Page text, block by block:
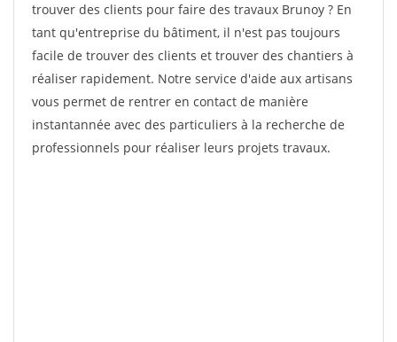
trouver des clients pour faire des travaux Brunoy ? En
tant qu'entreprise du bâtiment, il n'est pas toujours
facile de trouver des clients et trouver des chantiers à
réaliser rapidement. Notre service d'aide aux artisans
vous permet de rentrer en contact de manière
instantannée avec des particuliers à la recherche de
professionnels pour réaliser leurs projets travaux.